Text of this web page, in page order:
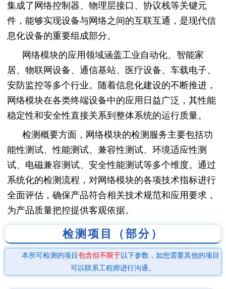
集成了网络控制器、物理层接口、协议栈等关键元
件，能够实现设备与网络之间的互联互通，是现代信
息化设备的重要组成部分。
网络模块的应用领域涵盖工业自动化、智能家
居、物联网设备、通信基站、医疗设备、车载电子、
安防监控等多个行业。随着信息化建设的不断推进，
网络模块在各类终端设备中的应用日益广泛，其性能
稳定性和安全性直接关系到整体系统的运行质量。
检测概要方面，网络模块的检测服务主要包括功
能性测试、性能测试、兼容性测试、环境适应性测
试、电磁兼容测试、安全性能测试等多个维度。通过
系统化的检测流程，对网络模块的各项技术指标进行
全面评估，确保产品符合相关技术规范和应用要求，
为产品质量把控提供客观依据。
检测项目（部分）
本所可检测的项目 包含但不限于以下参数，如您需要其他的项目
可以联系工程师进行沟通。